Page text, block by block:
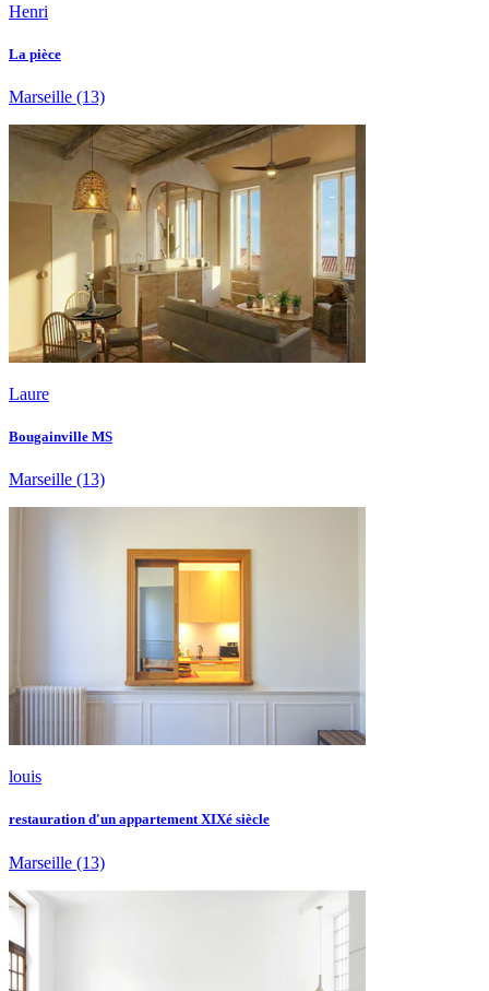
Henri
La pièce
Marseille (13)
Laure
Bougainville MS
Marseille (13)
louis
restauration d'un appartement XIXé siècle
Marseille (13)